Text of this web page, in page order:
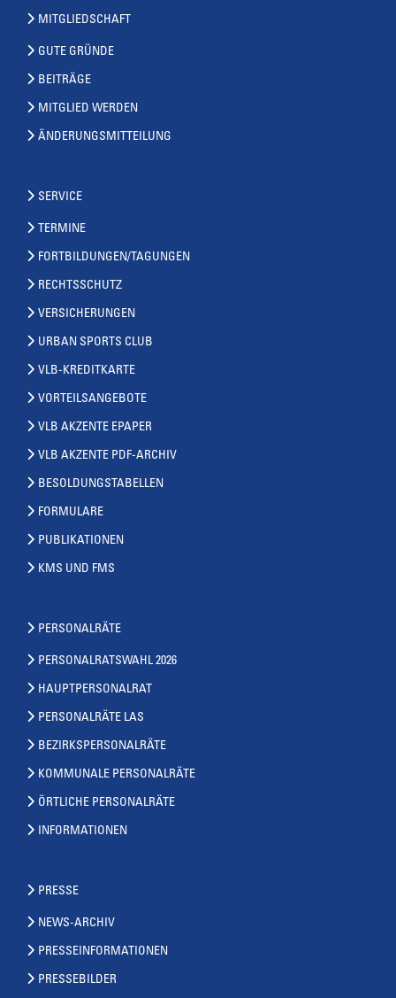
MITGLIEDSCHAFT
GUTE GRÜNDE
BEITRÄGE
MITGLIED WERDEN
ÄNDERUNGSMITTEILUNG
SERVICE
TERMINE
FORTBILDUNGEN/TAGUNGEN
RECHTSSCHUTZ
VERSICHERUNGEN
URBAN SPORTS CLUB
VLB-KREDITKARTE
VORTEILSANGEBOTE
VLB AKZENTE EPAPER
VLB AKZENTE PDF-ARCHIV
BESOLDUNGSTABELLEN
FORMULARE
PUBLIKATIONEN
KMS UND FMS
PERSONALRÄTE
PERSONALRATSWAHL 2026
HAUPTPERSONALRAT
PERSONALRÄTE LAS
BEZIRKSPERSONALRÄTE
KOMMUNALE PERSONALRÄTE
ÖRTLICHE PERSONALRÄTE
INFORMATIONEN
PRESSE
NEWS-ARCHIV
PRESSEINFORMATIONEN
PRESSEBILDER